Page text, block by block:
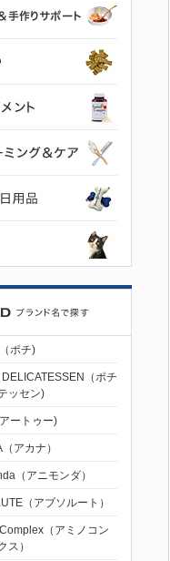
通販
- ポ
式サイ
ポチ)
DELICATESSEN（ポチ
ッセン)
ートゥー)
アカナ）
（アニモンダ）
（アブソルート）
（アミノコン
ス）